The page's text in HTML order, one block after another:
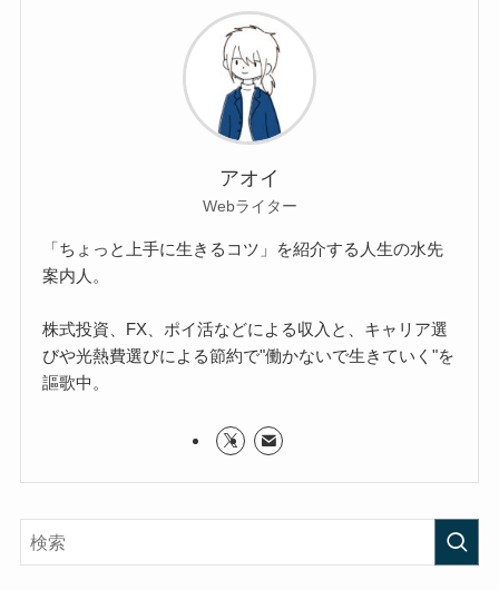
アオイ
Webライター
「ちょっと上手に生きるコツ」を紹介する人生の水先
案内人。
株式投資、FX、ポイ活などによる収入と、キャリア選
びや光熱費選びによる節約で"働かないで生きていく"を
謳歌中。